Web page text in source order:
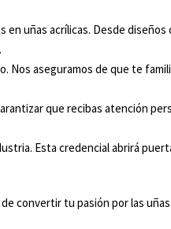
uñas acrílicas. Desde diseños
aseguramos de que te
que recibas atención
Esta credencial abrirá
convertir tu pasión por las